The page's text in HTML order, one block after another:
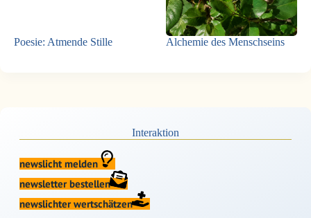
Poesie: Atmende Stille Alchemie des Menschseins
Interaktion
newslicht melden
newsletter bestellen
newslichter wertschätzen